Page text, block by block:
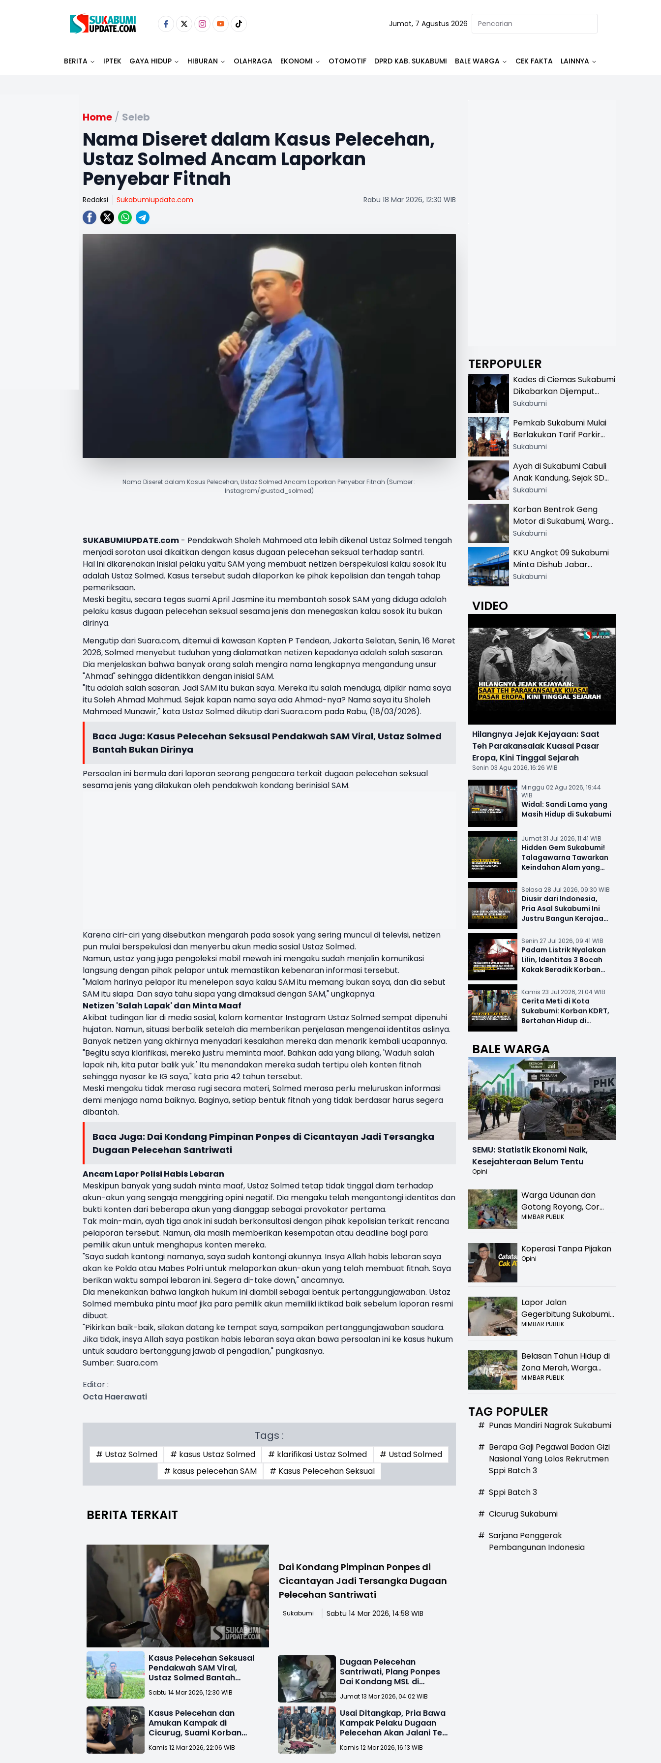
Jumat, 7 Agustus 2026
BERITA IPTEK GAYA HIDUP HIBURAN OLAHRAGA EKONOMI OTOMOTIF DPRD KAB. SUKABUMI BALE WARGA CEK FAKTA LAINNYA
Home / Seleb
Nama Diseret dalam Kasus Pelecehan,
Ustaz Solmed Ancam Laporkan
Penyebar Fitnah
Redaksi Sukabumiupdate.com Rabu 18 Mar 2026, 12:30 WIB
Nama Diseret dalam Kasus Pelecehan, Ustaz Solmed Ancam Laporkan Penyebar Fitnah (Sumber :
Instagram/@ustad_solmed)
SUKABUMIUPDATE.com - Pendakwah Sholeh Mahmoed ata lebih dikenal Ustaz Solmed tengah
menjadi sorotan usai dikaitkan dengan kasus dugaan pelecehan seksual terhadap santri.
Hal ini dikarenakan inisial pelaku yaitu SAM yang membuat netizen berspekulasi kalau sosok itu
adalah Ustaz Solmed. Kasus tersebut sudah dilaporkan ke pihak kepolisian dan tengah tahap
pemeriksaan.
Meski begitu, secara tegas suami April Jasmine itu membantah sosok SAM yang diduga adalah
pelaku kasus dugaan pelecehan seksual sesama jenis dan menegaskan kalau sosok itu bukan
dirinya.
Mengutip dari Suara.com, ditemui di kawasan Kapten P Tendean, Jakarta Selatan, Senin, 16 Maret
2026, Solmed menyebut tuduhan yang dialamatkan netizen kepadanya adalah salah sasaran.
Dia menjelaskan bahwa banyak orang salah mengira nama lengkapnya mengandung unsur
"Ahmad" sehingga diidentikkan dengan inisial SAM.
"Itu adalah salah sasaran. Jadi SAM itu bukan saya. Mereka itu salah menduga, dipikir nama saya
itu Soleh Ahmad Mahmud. Sejak kapan nama saya ada Ahmad-nya? Nama saya itu Sholeh
Mahmoed Munawir," kata Ustaz Solmed dikutip dari Suara.com pada Rabu, (18/03/2026).
Baca Juga: Kasus Pelecehan Seksusal Pendakwah SAM Viral, Ustaz Solmed
Bantah Bukan Dirinya
Persoalan ini bermula dari laporan seorang pengacara terkait dugaan pelecehan seksual
sesama jenis yang dilakukan oleh pendakwah kondang berinisial SAM.
Karena ciri-ciri yang disebutkan mengarah pada sosok yang sering muncul di televisi, netizen
pun mulai berspekulasi dan menyerbu akun media sosial Ustaz Solmed.
Namun, ustaz yang juga pengoleksi mobil mewah ini mengaku sudah menjalin komunikasi
langsung dengan pihak pelapor untuk memastikan kebenaran informasi tersebut.
"Malam harinya pelapor itu menelepon saya kalau SAM itu memang bukan saya, dan dia sebut
SAM itu siapa. Dan saya tahu siapa yang dimaksud dengan SAM," ungkapnya.
Netizen 'Salah Lapak' dan Minta Maaf
Akibat tudingan liar di media sosial, kolom komentar Instagram Ustaz Solmed sempat dipenuhi
hujatan. Namun, situasi berbalik setelah dia memberikan penjelasan mengenai identitas aslinya.
Banyak netizen yang akhirnya menyadari kesalahan mereka dan menarik kembali ucapannya.
"Begitu saya klarifikasi, mereka justru meminta maaf. Bahkan ada yang bilang, 'Waduh salah
lapak nih, kita putar balik yuk.' Itu menandakan mereka sudah tertipu oleh konten fitnah
sehingga nyasar ke IG saya," kata pria 42 tahun tersebut.
Meski mengaku tidak merasa rugi secara materi, Solmed merasa perlu meluruskan informasi
demi menjaga nama baiknya. Baginya, setiap bentuk fitnah yang tidak berdasar harus segera
dibantah.
Baca Juga: Dai Kondang Pimpinan Ponpes di Cicantayan Jadi Tersangka
Dugaan Pelecehan Santriwati
Ancam Lapor Polisi Habis Lebaran
Meskipun banyak yang sudah minta maaf, Ustaz Solmed tetap tidak tinggal diam terhadap
akun-akun yang sengaja menggiring opini negatif. Dia mengaku telah mengantongi identitas dan
bukti konten dari beberapa akun yang dianggap sebagai provokator pertama.
Tak main-main, ayah tiga anak ini sudah berkonsultasi dengan pihak kepolisian terkait rencana
pelaporan tersebut. Namun, dia masih memberikan kesempatan atau deadline bagi para
pemilik akun untuk menghapus konten mereka.
"Saya sudah kantongi namanya, saya sudah kantongi akunnya. Insya Allah habis lebaran saya
akan ke Polda atau Mabes Polri untuk melaporkan akun-akun yang telah membuat fitnah. Saya
berikan waktu sampai lebaran ini. Segera di-take down," ancamnya.
Dia menekankan bahwa langkah hukum ini diambil sebagai bentuk pertanggungjawaban. Ustaz
Solmed membuka pintu maaf jika para pemilik akun memiliki iktikad baik sebelum laporan resmi
dibuat.
"Pikirkan baik-baik, silakan datang ke tempat saya, sampaikan pertanggungjawaban saudara.
Jika tidak, insya Allah saya pastikan habis lebaran saya akan bawa persoalan ini ke kasus hukum
untuk saudara bertanggung jawab di pengadilan," pungkasnya.
Sumber: Suara.com
Editor :
Octa Haerawati
Tags :
# Ustaz Solmed # kasus Ustaz Solmed # klarifikasi Ustaz Solmed
# Ustad Solmed
# kasus pelecehan SAM
# Kasus Pelecehan Seksual
BERITA TERKAIT
Dai Kondang Pimpinan Ponpes di
Cicantayan Jadi Tersangka Dugaan
Pelecehan Santriwati
Sukabumi Sabtu 14 Mar 2026, 14:58 WIB
Kasus Pelecehan Seksusal
Pendakwah SAM Viral,
Ustaz Solmed Bantah
Bukan Dirinya
Sabtu 14 Mar 2026, 12:30 WIB
Dugaan Pelecehan
Santriwati, Plang Ponpes
Dai Kondang MSL di
Cicantayan Sukabumi
Dibongkar
Jumat 13 Mar 2026, 04:02 WIB
Kasus Pelecehan dan
Amukan Kampak di
Cicurug, Suami Korban
Tunggu Hasil Tes Kejiwaan
Pelaku
Kamis 12 Mar 2026, 22:06 WIB
Usai Ditangkap, Pria Bawa
Kampak Pelaku Dugaan
Pelecehan Akan Jalani Tes
Kesehatan Jiwa
Kamis 12 Mar 2026, 16:13 WIB
TERPOPULER
Kades di Ciemas Sukabumi
Dikabarkan Dijemput
Satnarkoba, Polisi
Sukabumi
Pemkab Sukabumi Mulai
Berlakukan Tarif Parkir
Resmi di 13 Lokasi Wisata,
Khusus
Sukabumi
Ayah di Sukabumi Cabuli
Anak Kandung, Sejak SD
Hingga SMA
Sukabumi
Korban Bentrok Geng
Motor di Sukabumi, Warga
dan Sopir Tangki
Sukabumi
KKU Angkot 09 Sukabumi
Minta Dishub Jabar
Tertibkan Trayek Ciawi-
Sukabumi
VIDEO
Hilangnya Jejak Kejayaan: Saat
Teh Parakansalak Kuasai Pasar
Eropa, Kini Tinggal Sejarah
Senin 03 Agu 2026, 16:26 WIB
Minggu 02 Agu 2026, 19:44
WIB
Widal: Sandi Lama yang
Masih Hidup di Sukabumi
Jumat 31 Jul 2026, 11:41 WIB
Hidden Gem Sukabumi!
Talagawarna Tawarkan
Keindahan Alam yang
Selasa 28 Jul 2026, 09:30 WIB
Diusir dari Indonesia,
Pria Asal Sukabumi Ini
Justru Bangun Kerajaan
Senin 27 Jul 2026, 09:41 WIB
Padam Listrik Nyalakan
Lilin, Identitas 3 Bocah
Kakak Beradik Korban
Kamis 23 Jul 2026, 21:04 WIB
Cerita Meti di Kota
Sukabumi: Korban KDRT,
Bertahan Hidup di
BALE WARGA
SEMU: Statistik Ekonomi Naik,
Kesejahteraan Belum Tentu
Opini
Warga Udunan dan
Gotong Royong, Cor
Jalan Hancur di
MIMBAR PUBLIK
Koperasi Tanpa Pijakan
Opini
Lapor Jalan
Gegerbitung Sukabumi
Bolong! Bahaya Bagi
MIMBAR PUBLIK
Belasan Tahun Hidup di
Zona Merah, Warga
Kampung Nangewer
Relokasi
MIMBAR PUBLIK
TAG POPULER
# Punas Mandiri Nagrak Sukabumi
# Berapa Gaji Pegawai Badan Gizi
Nasional Yang Lolos Rekrutmen
Sppi Batch 3
# Sppi Batch 3
# Cicurug Sukabumi
# Sarjana Penggerak
Pembangunan Indonesia